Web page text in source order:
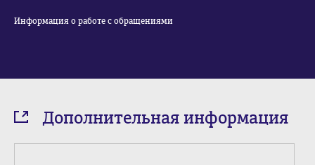
Информация о работе с обращениями
Дополнительная информация